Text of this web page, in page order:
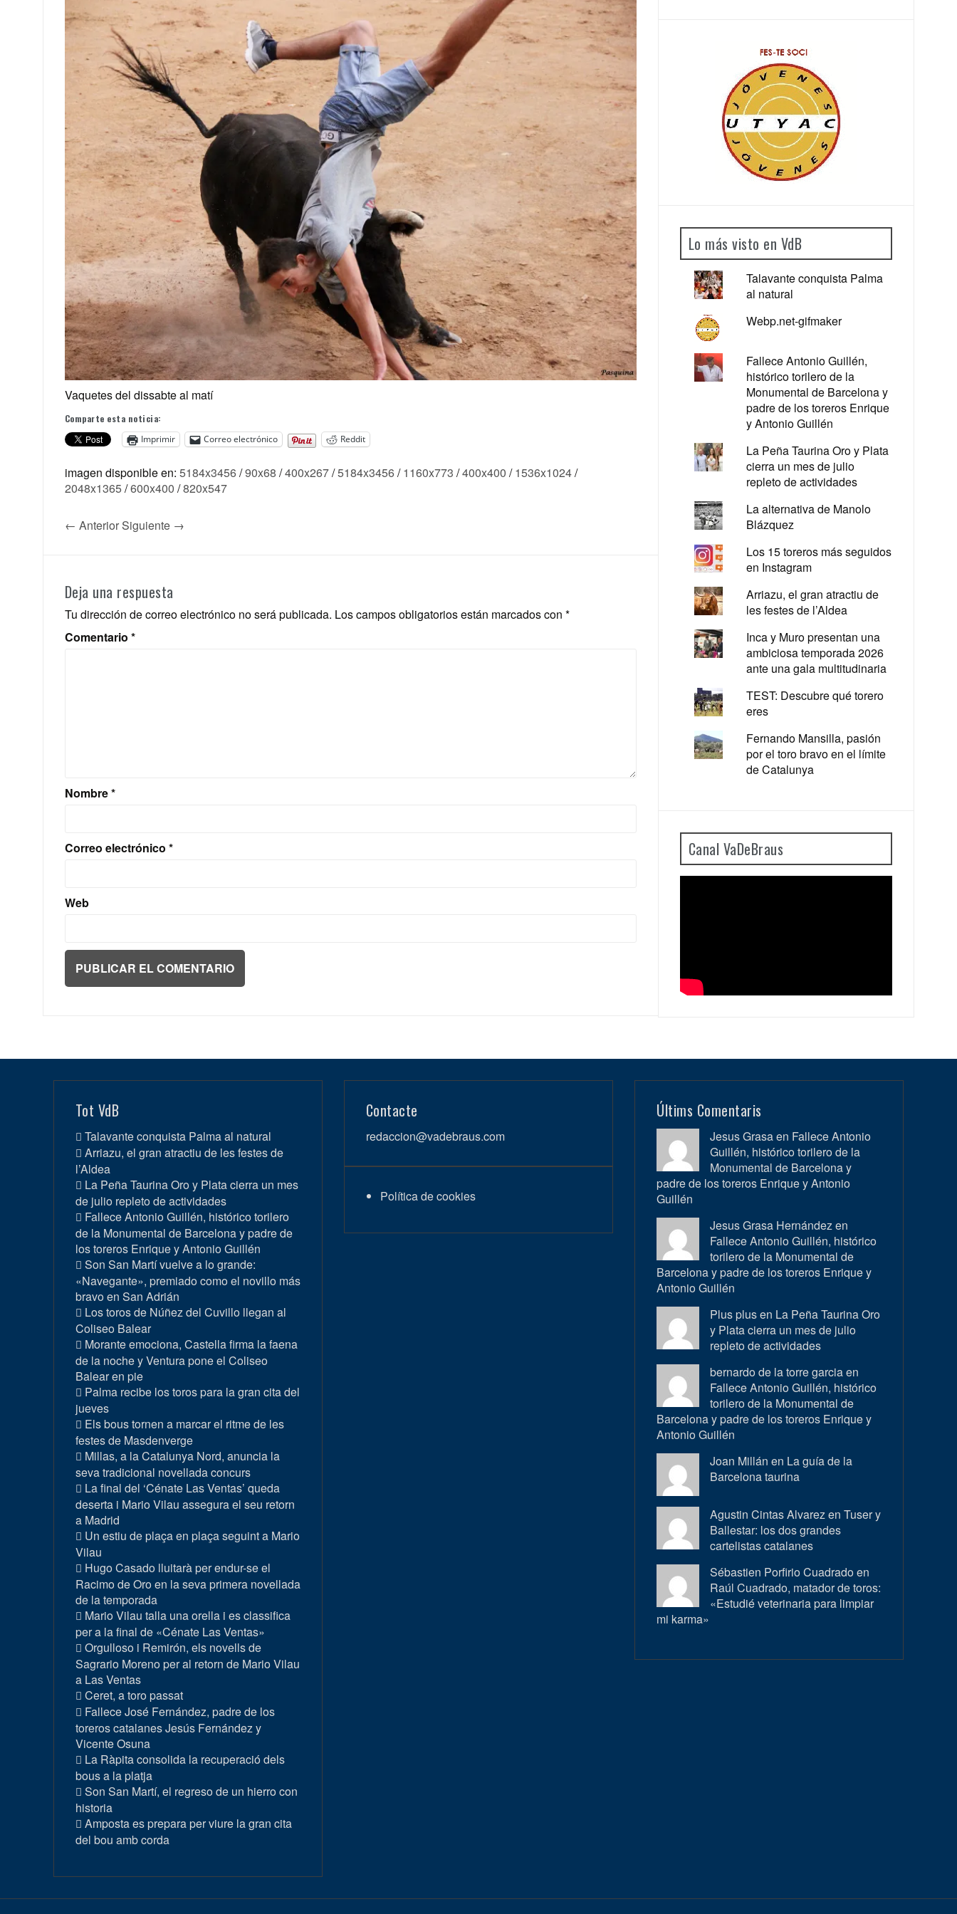
Vaquetes del dissabte al matí
Comparte esta noticia:
Imprimir
Correo electrónico Reddit
imagen disponible en: 5184x3456/90x68 /400x267/5184x3456/1160x773 /400x400 /1536x1024/
2048x1365/600x400 /820x547
← Anterior Siguiente →
Deja una respuesta
Tu dirección de correo electrónico no será publicada. Los campos obligatorios están marcados con *
Comentario *
Nombre*
Correo electrónico *
Web
Lo más visto en VdB
Talavante conquista Palma
al natural
Webp.net-gifmaker
Fallece Antonio Guillén,
histórico torilero de la
Monumental de Barcelona y
padre de los toreros Enrique
y Antonio Guillén
La Peña Taurina Oro y Plata
cierra un mes de julio
repleto de actividades
La alternativa de Manolo
Blázquez
Los 15 toreros más seguidos
en Instagram
Arriazu, el gran atractiu de
les festes de l’Aldea
Inca y Muro presentan una
ambiciosa temporada 2026
ante una gala multitudinaria
TEST: Descubre qué torero
eres
Fernando Mansilla, pasión
por el toro bravo en el límite
de Catalunya
Canal VaDeBraus
Tot VdB
Talavante conquista Palma al natural
Arriazu, el gran atractiu de les festes de
l’Aldea
La Peña Taurina Oro y Plata cierra un mes
de julio repleto de actividades
Fallece Antonio Guillén, histórico torilero
de la Monumental de Barcelona y padre de
los toreros Enrique y Antonio Guillén
Son San Martí vuelve a lo grande:
«Navegante», premiado como el novillo más
bravo en San Adrián
Los toros de Núñez del Cuvillo llegan al
Coliseo Balear
Morante emociona, Castella firma la faena
de la noche y Ventura pone el Coliseo
Balear en pie
Palma recibe los toros para la gran cita del
jueves
Els bous tornen a marcar el ritme de les
festes de Masdenverge
Millas, a la Catalunya Nord, anuncia la
seva tradicional novellada concurs
La final del ‘Cénate Las Ventas’ queda
deserta i Mario Vilau assegura el seu retorn
a Madrid
Un estiu de plaça en plaça seguint a Mario
Vilau
Hugo Casado lluitarà per endur-se el
Racimo de Oro en la seva primera novellada
de la temporada
Mario Vilau talla una orella i es classifica
per a la final de «Cénate Las Ventas»
Orgulloso i Remirón, els novells de
Sagrario Moreno per al retorn de Mario Vilau
a Las Ventas
Ceret, a toro passat
Fallece José Fernández, padre de los
toreros catalanes Jesús Fernández y
Vicente Osuna
La Ràpita consolida la recuperació dels
bous a la platja
Son San Martí, el regreso de un hierro con
historia
Amposta es prepara per viure la gran cita
del bou amb corda
Contacte
redaccion@vadebraus.com
Política de cookies
Últims Comentaris
Jesus Grasa en Fallece Antonio
Guillén, histórico torilero de la
Monumental de Barcelona y
padre de los toreros Enrique y Antonio
Guillén
Jesus Grasa Hernández en
Fallece Antonio Guillén, histórico
torilero de la Monumental de
Barcelona y padre de los toreros Enrique y
Antonio Guillén
Plus plus en La Peña Taurina Oro
y Plata cierra un mes de julio
repleto de actividades
bernardo de la torre garcia en
Fallece Antonio Guillén, histórico
torilero de la Monumental de
Barcelona y padre de los toreros Enrique y
Antonio Guillén
Joan Millán en La guía de la
Barcelona taurina
Agustin Cintas Alvarez enTuser y
Ballestar: los dos grandes
cartelistas catalanes
Sébastien Porfirio Cuadrado en
Raúl Cuadrado, matador de toros:
«Estudié veterinaria para limpiar
mi karma»